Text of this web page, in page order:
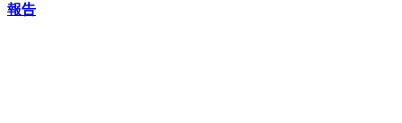
報告